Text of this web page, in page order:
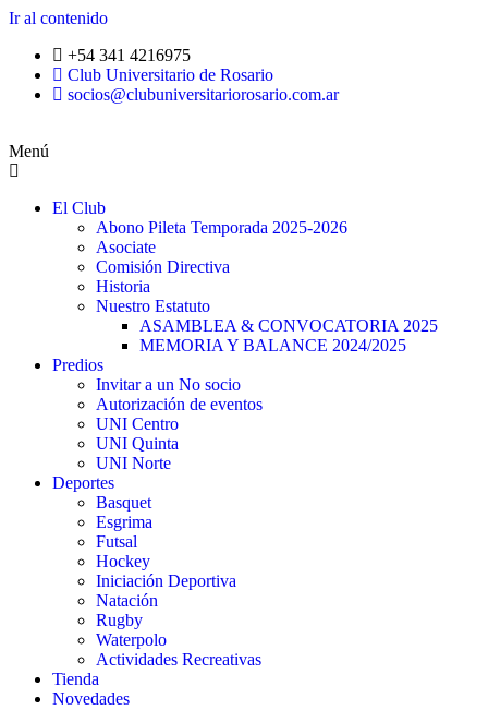
Ir al contenido
+54 341 4216975
Club Universitario de Rosario
socios@clubuniversitariorosario.com.ar
Menú
El Club
Abono Pileta Temporada 2025-2026
Asociate
Comisión Directiva
Historia
Nuestro Estatuto
ASAMBLEA & CONVOCATORIA 2025
MEMORIA Y BALANCE 2024/2025
Predios
Invitar a un No socio
Autorización de eventos
UNI Centro
UNI Quinta
UNI Norte
Deportes
Basquet
Esgrima
Futsal
Hockey
Iniciación Deportiva
Natación
Rugby
Waterpolo
Actividades Recreativas
Tienda
Novedades